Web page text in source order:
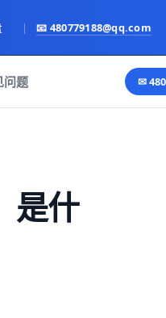
| 📧 480779188@qq.com
问题 ✉
是什